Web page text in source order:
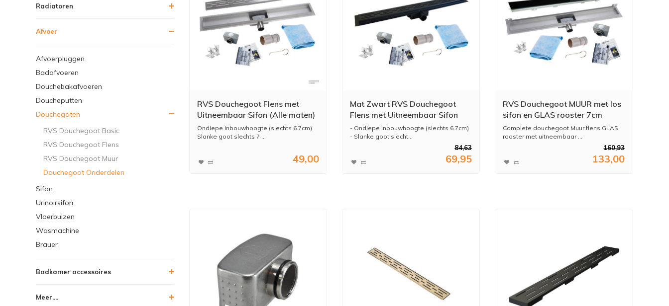
Radiatoren
Afvoer
Afvoerpluggen
Badafvoeren
Douchebakafvoeren
Doucheputten
Douchegoten
RVS Douchegoot Basic
RVS Douchegoot Flens
RVS Douchegoot Muur
Douchegoot Onderdelen
Sifon
Urinoirsifon
Vloerbuizen
Wasmachine
Brauer
Badkamer accessoires
Meer....
RVS Douchegoot Flens met
Uitneembaar Sifon (Alle maten)
Ondiepe inbouwhoogte (slechts 6.7cm)
Slanke goot slechts 7 ...
49,00
Mat Zwart RVS Douchegoot
Flens met Uitneembaar Sifon
MAT ZWART (alle maten)
- Ondiepe inbouwhoogte (slechts 6.7cm)
- Slanke goot slecht...
84,63
69,95
RVS Douchegoot MUUR met los
sifon en GLAS rooster 7cm
breed (60 t/m 100cm)
Complete douchegoot Muur flens GLAS
rooster met uitneembaar ...
160,93
133,00